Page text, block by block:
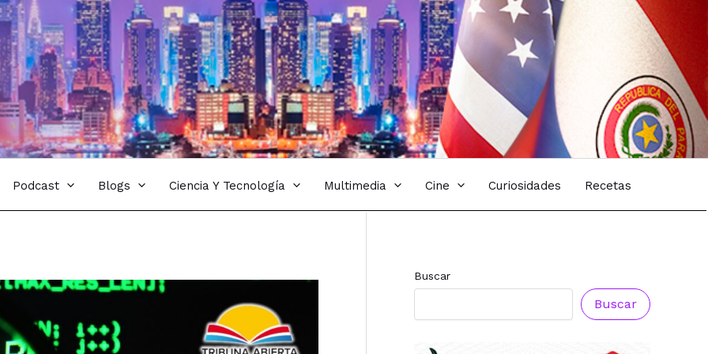
Podcast Blogs Ciencia Y Tecnología Multimedia Cine Curiosidades Recetas
Buscar
Buscar